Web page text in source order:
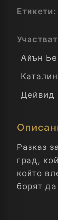
Етикети:
Айън
Дейвид
Разказ
град,
който
борят да